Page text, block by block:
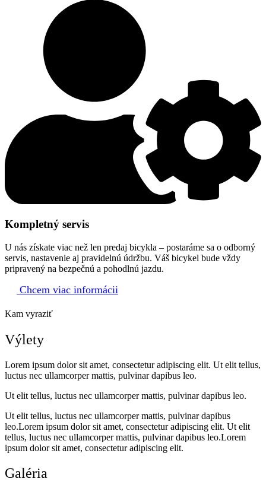
Kompletný servis
U nás získate viac než len predaj bicykla – postaráme sa o odborný
servis, nastavenie aj pravidelnú údržbu. Váš bicykel bude vždy
pripravený na bezpečnú a pohodlnú jazdu.
Chcem viac informácii
Kam vyraziť
Výlety
Lorem ipsum dolor sit amet, consectetur adipiscing elit. Ut elit tellus,
luctus nec ullamcorper mattis, pulvinar dapibus leo.
Ut elit tellus, luctus nec ullamcorper mattis, pulvinar dapibus leo.
Ut elit tellus, luctus nec ullamcorper mattis, pulvinar dapibus
leo.Lorem ipsum dolor sit amet, consectetur adipiscing elit. Ut elit
tellus, luctus nec ullamcorper mattis, pulvinar dapibus leo.Lorem
ipsum dolor sit amet, consectetur adipiscing elit.
Galéria